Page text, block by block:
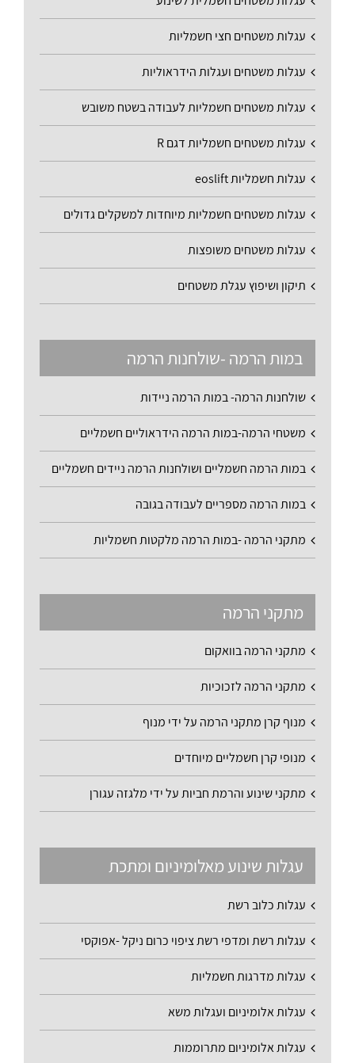
עגלות משטחים חצי חשמליות
עגלות משטחים ועגלות הידראוליות
עגלות משטחים חשמליות לעבודה בשטח משובש
עגלות משטחים חשמליות דגם R
עגלות חשמליות eoslift
עגלות משטחים חשמליות מיוחדות למשקלים גדולים
עגלות משטחים משופצות
תיקון ושיפוץ עגלת משטחים
במות הרמה -שולחנות הרמה
שולחנות הרמה- במות הרמה ניידות
משטחי הרמה-במות הרמה הידראוליים חשמליים
במות הרמה חשמליים ושולחנות הרמה ניידים חשמליים
במות הרמה מספריים לעבודה בגובה
מתקני הרמה -במות הרמה מלקטות חשמליות
מתקני הרמה
מתקני הרמה בוואקום
מתקני הרמה לזכוכיות
מנוף קרן מתקני הרמה על ידי מנוף
מנופי קרן חשמליים מיוחדים
מתקני שינוע והרמת חביות על ידי מלגזה עגורן
עגלות שינוע מאלומיניום ומתכת
עגלות כלוב רשת
עגלות רשת ומדפי רשת ציפוי כרום ניקל -אפוקסי
עגלות מדרגות חשמליות
עגלות אלומיניום ועגלות משא
עגלות אלומיניום מתרוממות